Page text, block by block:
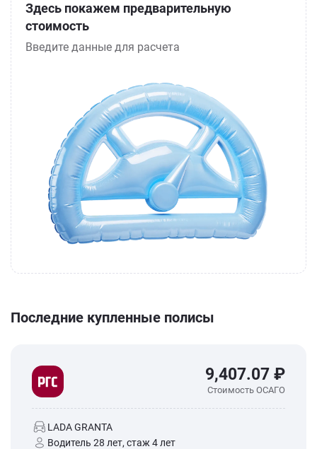
Здесь покажем предварительную
стоимость
Введите данные для расчета
Последние купленные полисы
9,407.07 ₽
Стоимость ОСАГО
LADA GRANTA
Водитель 28 лет, стаж 4 лет